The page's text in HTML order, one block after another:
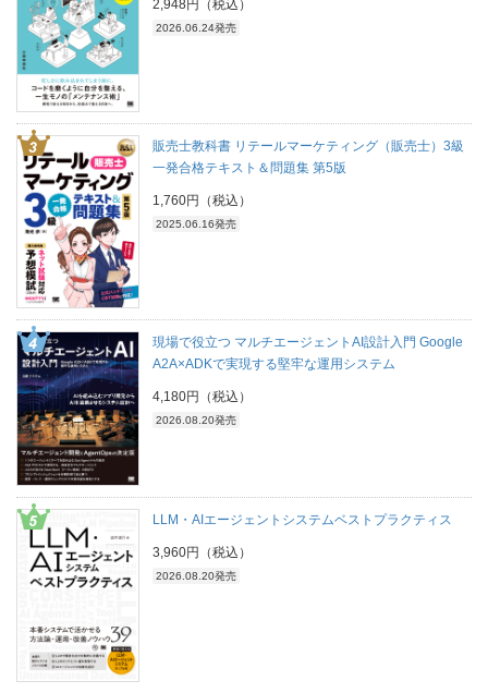
2,948円（税込）
2026.06.24発売
販売士教科書 リテールマーケティング（販売士）3級
一発合格テキスト＆問題集 第5版
1,760円（税込）
2025.06.16発売
現場で役立つ マルチエージェントAI設計入門 Google
A2A×ADKで実現する堅牢な運用システム
4,180円（税込）
2026.08.20発売
LLM・AIエージェントシステムベストプラクティス
3,960円（税込）
2026.08.20発売